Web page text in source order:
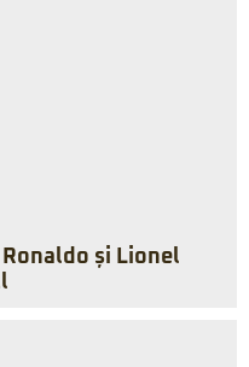
și Lionel